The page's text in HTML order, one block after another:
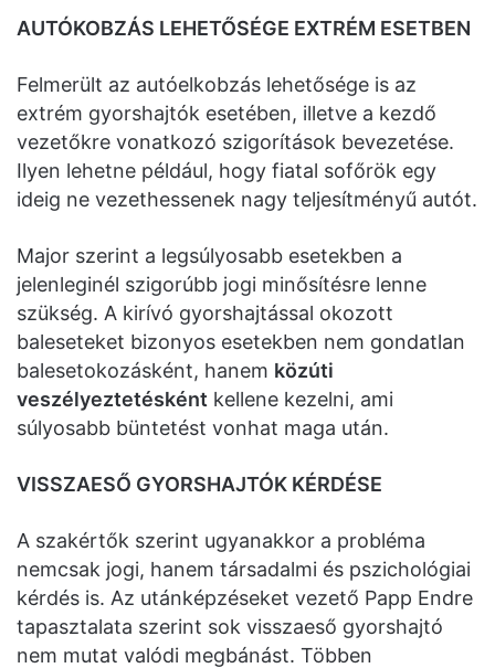
AUTÓKOBZÁS LEHETŐSÉGE EXTRÉM ESETBEN
Felmerült az autóelkobzás lehetősége is az
extrém gyorshajtók esetében, illetve a kezdő
vezetőkre vonatkozó szigorítások bevezetése.
Ilyen lehetne például, hogy fiatal sofőrök egy
ideig ne vezethessenek nagy teljesítményű autót.
Major szerint a legsúlyosabb esetekben a
jelenleginél szigorúbb jogi minősítésre lenne
szükség. A kirívó gyorshajtással okozott
baleseteket bizonyos esetekben nem gondatlan
balesetokozásként, hanem közúti
veszélyeztetésként kellene kezelni, ami
súlyosabb büntetést vonhat maga után.
VISSZAESŐ GYORSHAJTÓK KÉRDÉSE
A szakértők szerint ugyanakkor a probléma
nemcsak jogi, hanem társadalmi és pszichológiai
kérdés is. Az utánképzéseket vezető Papp Endre
tapasztalata szerint sok visszaeső gyorshajtó
nem mutat valódi megbánást. Többen